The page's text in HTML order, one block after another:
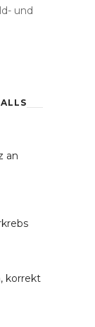
und
an
korrekt